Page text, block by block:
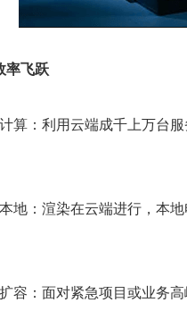
率飞跃
算：利用云端成千上万台
地：渲染在云端进行，本
容：面对紧急项目或业务